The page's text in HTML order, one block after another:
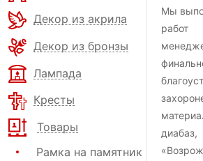
Декор из акрила
Декор из бронзы
Лампада
Кресты
Товары
Рамка на памятник
Мы